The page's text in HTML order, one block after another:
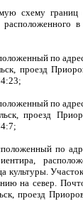
схему границ
в
по
проезд
по
проезд
по
культуры.
на север.
проезд